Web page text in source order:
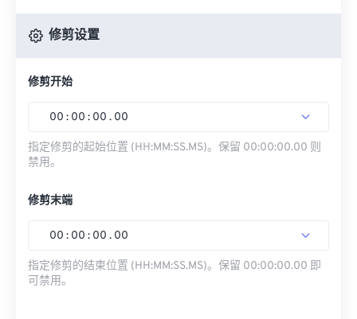
修剪设置
修剪开始
00 : 00 : 00 . 00
指定修剪的起始位置 (HH:MM:SS.MS)。保留 00:00:00.00 则
禁用。
修剪末端
00 : 00 : 00 . 00
指定修剪的结束位置 (HH:MM:SS.MS)。保留 00:00:00.00 即
可禁用。